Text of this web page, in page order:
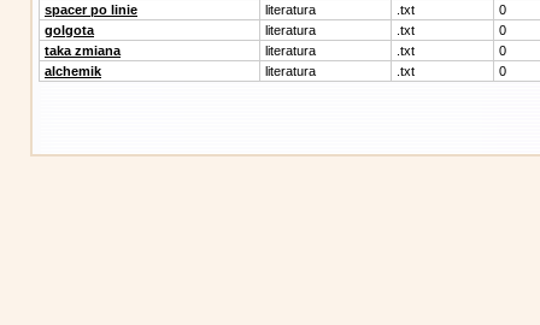
spacer po linie
literatura .txt
0
golgota
literatura .txt
0
taka zmiana
literatura .txt
0
alchemik
literatura .txt 0